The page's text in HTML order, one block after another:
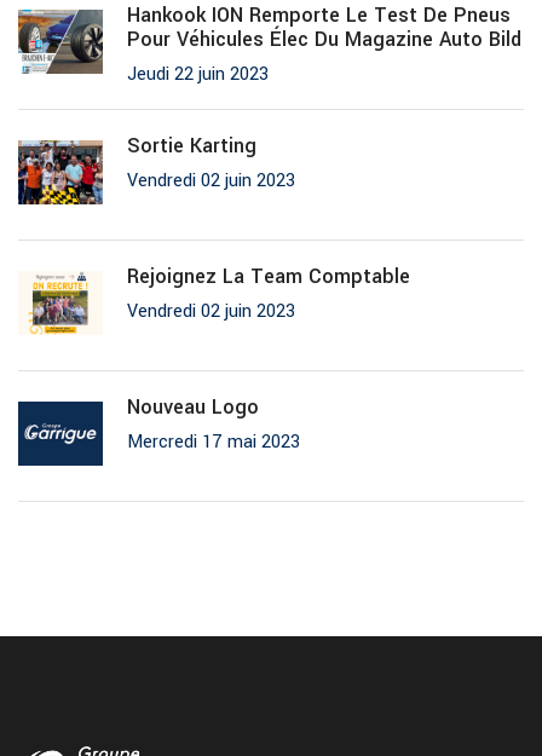
Hankook ION Remporte Le Test De Pneus
Pour Véhicules Élec Du Magazine Auto Bild
Jeudi 22 juin 2023
Sortie Karting
Vendredi 02 juin 2023
Rejoignez La Team Comptable
Vendredi 02 juin 2023
Nouveau Logo
Mercredi 17 mai 2023